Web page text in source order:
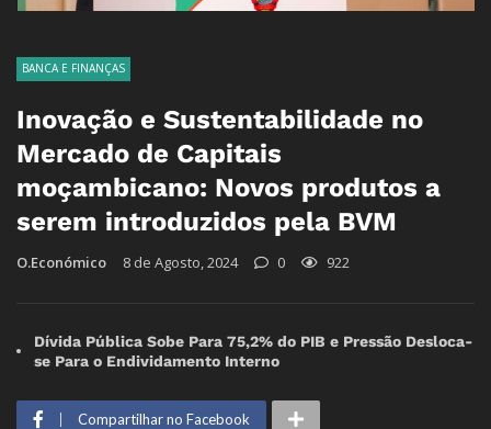
BANCA E FINANÇAS
Inovação e Sustentabilidade no
Mercado de Capitais
moçambicano: Novos produtos a
serem introduzidos pela BVM
O.Económico 8 de Agosto, 2024 0 922
Dívida Pública Sobe Para 75,2% do PIB e Pressão Desloca-
se Para o Endividamento Interno
Compartilhar no Facebook